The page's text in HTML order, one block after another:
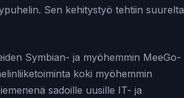
Sen kehitystyö tehtiin suurelta
Symbian- ja myöhemmin MeeGo-
koki myöhemmin
sadoille uusille IT- ja